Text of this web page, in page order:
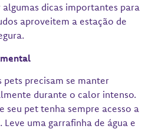
dicas importantes para
aproveitem a estação de
pets precisam se manter
durante o calor intenso.
seu pet tenha sempre acesso a
Leve uma garrafinha de água e